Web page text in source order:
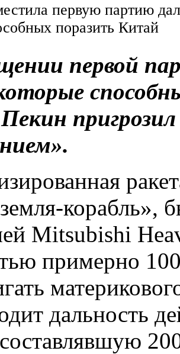
первую партию
поразить Китай
первой
корабль»,
Mitsubishi
примерно
дальность